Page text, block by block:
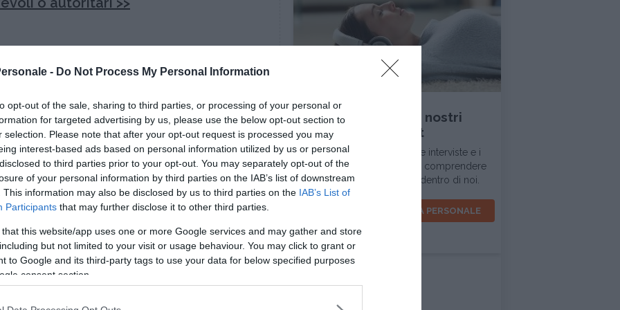
- Do Not Process My Personal Information
opt-out of the sale, sharing to third parties, or processing of your personal or
for targeted advertising by us, please use the below opt-out section to
selection. Please note that after your opt-out request is processed you may
interest-based ads based on personal information utilized by us or personal
to third parties prior to your opt-out. You may separately opt-out of the
of your personal information by third parties on the IAB’s list of downstream
This information may also be disclosed by us to third parties on the IAB’s List of
Participants that may further disclose it to other third parties.
that this website/app uses one or more Google services and may gather and store
but not limited to your visit or usage behaviour. You may click to grant or
to Google and its third-party tags to use your data for below specified purposes
consent section.
che cambia
In una società dove
, il padre riveste unruolo attivo nella cura
ha un’apertura alla cooperazione e al sostegno
a sentirsi maggiormente liberi aautorizzati
, desideri e paure che provano nella relazione con
tempo si intravede
una riduzione del timore
come uomo che deve mostrarsi forte,
manifestare dubbi e perplessità.
cambiamenti nella sfera legale e
ai padri di vivere i primi momenti di vita del
e della crescita.
Ascolta tutti i nostri
podcast
In questa sezione trovi le interviste e i
dialoghi d'ispirazione per comprendere
la realtà intorno a noi e dentro di noi.
VOCI PER LA CRESCITA PERSONALE